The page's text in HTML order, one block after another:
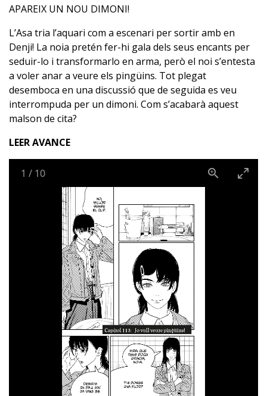
APAREIX UN NOU DIMONI!
L’Asa tria l’aquari com a escenari per sortir amb en
Denji! La noia pretén fer-hi gala dels seus encants per
seduir-lo i transformarlo en arma, però el noi s’entesta
a voler anar a veure els pingüins. Tot plegat
desemboca en una discussió que de seguida es veu
interrompuda per un dimoni. Com s’acabarà aquest
malson de cita?
LEER AVANCE
1 / 10